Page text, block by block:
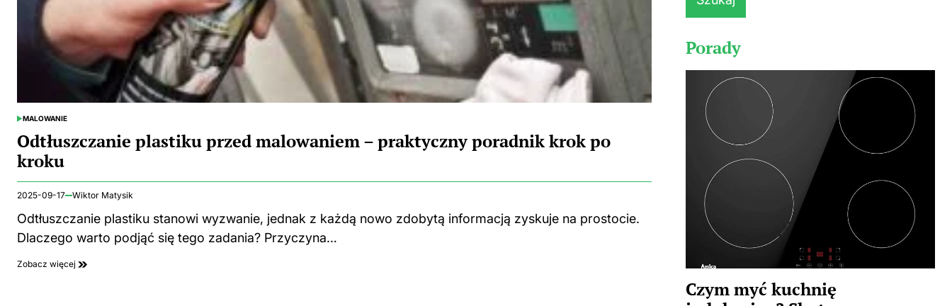
POSTED
MALOWANIE
Odtłuszczanie plastiku przed malowaniem – praktyczny poradnik krok po
kroku
2025-09-17 Wiktor Matysik
Odtłuszczanie plastiku stanowi wyzwanie, jednak z każdą nowo zdobytą informacją zyskuje na prostocie.
Dlaczego warto podjąć się tego zadania? Przyczyna…
Zobacz więcej
Porady
Czym myć kuchnię